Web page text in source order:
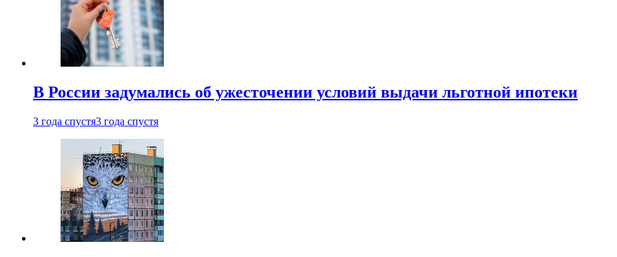
В России задумались об ужесточении условий выдачи льготной ипотеки
3 года спустя3 года спустя